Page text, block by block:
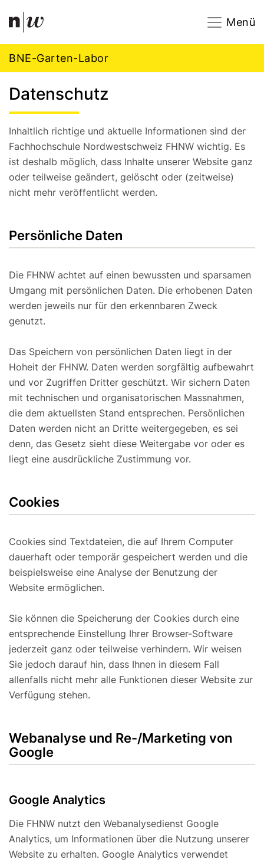
Navigation
Menü
BNE-Garten-Labor
Datenschutz
Inhaltlich richtige und aktuelle Informationen sind der
Fachhochschule Nordwestschweiz FHNW wichtig. Es
ist deshalb möglich, dass Inhalte unserer Website ganz
oder teilweise geändert, gelöscht oder (zeitweise)
nicht mehr veröffentlicht werden.
Persönliche Daten
Die FHNW achtet auf einen bewussten und sparsamen
Umgang mit persönlichen Daten. Die erhobenen Daten
werden jeweils nur für den erkennbaren Zweck
genutzt.
Das Speichern von persönlichen Daten liegt in der
Hoheit der FHNW. Daten werden sorgfältig aufbewahrt
und vor Zugriffen Dritter geschützt. Wir sichern Daten
mit technischen und organisatorischen Massnahmen,
die dem aktuellsten Stand entsprechen. Persönlichen
Daten werden nicht an Dritte weitergegeben, es sei
denn, das Gesetz sieht diese Weitergabe vor oder es
liegt eine ausdrückliche Zustimmung vor.
Cookies
Cookies sind Textdateien, die auf Ihrem Computer
dauerhaft oder temporär gespeichert werden und die
beispielsweise eine Analyse der Benutzung der
Website ermöglichen.
Sie können die Speicherung der Cookies durch eine
entsprechende Einstellung Ihrer Browser-Software
jederzeit ganz oder teilweise verhindern. Wir weisen
Sie jedoch darauf hin, dass Ihnen in diesem Fall
allenfalls nicht mehr alle Funktionen dieser Website zur
Verfügung stehen.
Webanalyse und Re-/Marketing von
Google
Google Analytics
Die FHNW nutzt den Webanalysedienst Google
Analytics, um Informationen über die Nutzung unserer
Website zu erhalten. Google Analytics verwendet
Footer